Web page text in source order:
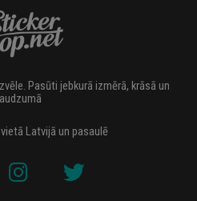
Pasūti jebkurā izmērā, krāsā un
Latvijā un pasaulē